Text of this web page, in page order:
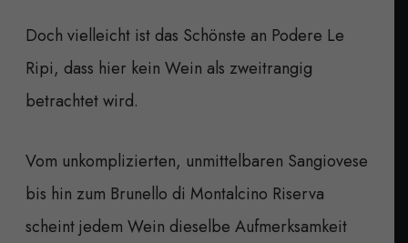
Doch vielleicht ist das Schönste an Podere Le
Ripi, dass hier kein Wein als zweitrangig
betrachtet wird.
Vom unkomplizierten, unmittelbaren Sangiovese
bis hin zum Brunello di Montalcino Riserva
scheint jedem Wein dieselbe Aufmerksamkeit